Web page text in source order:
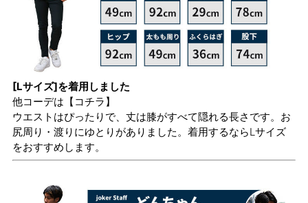
[Lサイズ]を着用しました
他コーデは 【コチラ】
ウエストはぴったりで、丈は膝がすべて隠れる長さです。お
尻周り・渡りにゆとりがありました。着用するならLサイズ
をおすすめします。